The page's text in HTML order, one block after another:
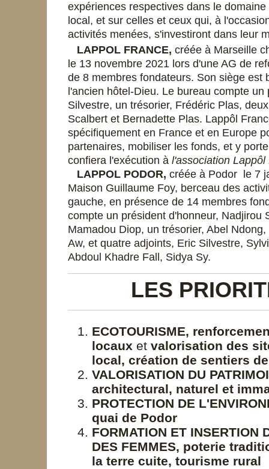
expériences respectives dans le
local, et sur celles et ceux qui, à
activités menées, s'investiront dans leur
LAPPOL FRANCE, créée à Marseille
le 13 novembre 2021 lors d'une AG de
de 8 membres fondateurs. Son siège est
l'ancien hôtel-Dieu. Le bureau compte un
Silvestre, un trésorier, Frédéric Plas,
Scalbert et Bernadette Plas. Lappôl
spécifiquement en France et en Europe
partenaires, mobiliser les fonds, et y
confiera l'exécution à l'association Lappôl
LAPPOL PODOR, créée à Podor le 7
Maison Guillaume Foy, berceau des
gauche, en présence de 14 membres
compte un président d'honneur, Nadjirou
Mamadou Diop, un trésorier, Abel
Aw, et quatre adjoints, Eric Silvestre,
Abdoul Khadre Fall, Sidya Sy.
LES
ECOTOURISME,
locaux et valorisation des
local, création de sentiers
VALORISATION DU
architectural, naturel et
PROTECTION DE
quai de Podor
FORMATION ET INSERTION
DES FEMMES, poterie
la terre cuite, tourisme rural